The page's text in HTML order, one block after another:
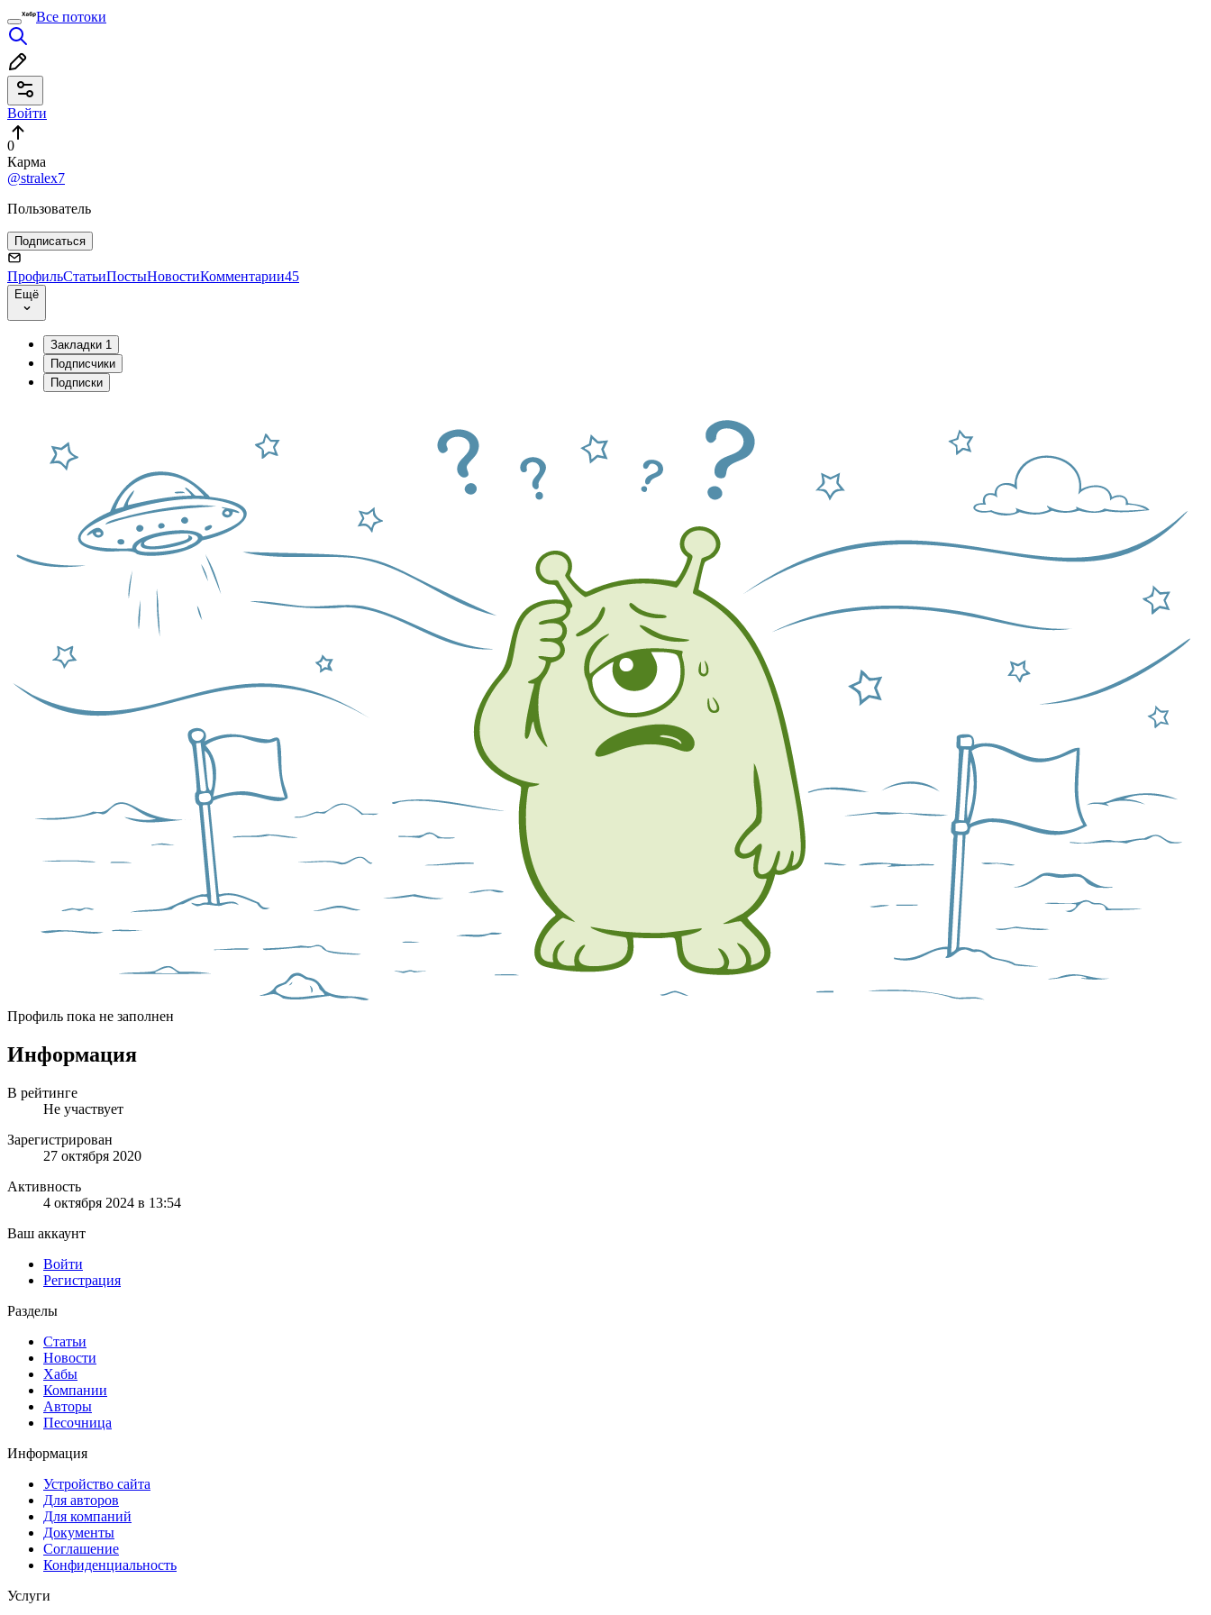
Все потоки
Войти
0
Карма
@stralex7
Пользователь
Подписаться
ПрофильСтатьиПостыНовостиКомментарии45
Ещё
Закладки 1
Подписчики
Подписки
Профиль пока не заполнен
Информация
В рейтинге
Не участвует
Зарегистрирован
27 октября 2020
Активность
4 октября 2024 в 13:54
Ваш аккаунт
Войти
Регистрация
Разделы
Статьи
Новости
Хабы
Компании
Авторы
Песочница
Информация
Устройство сайта
Для авторов
Для компаний
Документы
Соглашение
Конфиденциальность
Услуги